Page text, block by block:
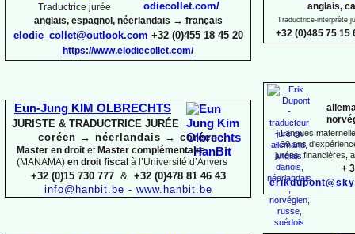
anglais,
Traductrice-interprète
+32 (0)485 75 15
-Langues
-30 ans
jurées, financières,
+
Traductrice jurée
anglais, espagnol, néerlandais → français
elodie_collet@outlook.com +32 (0)455 18 45 20
https://www.elodiecollet.com/
Eun-Jung KIM OLBRECHTS
JURISTE & TRADUCTRICE JURÉE
coréen → néerlandais → coréen
Master en droit etMaster complémentaire
(MANAMA) en droit fiscal à l’Université d’Anvers
+32 (0)15 730 777& +32 (0)478 81 46 43
info@hanbit.be - www.hanbit.be